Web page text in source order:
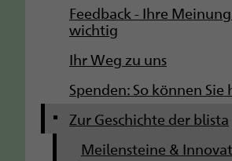
g
Feedback - Ihre
wichtig
Ihr Weg zu uns
Spenden: So können Sie
Zur Geschichte der blista
Meilensteine &